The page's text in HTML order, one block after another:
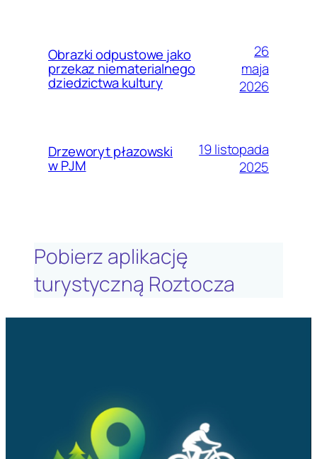
Obrazki odpustowe jako
przekaz niematerialnego
dziedzictwa kultury
26
maja
2026
Drzeworyt płazowski
w PJM
19 listopada
2025
Pobierz aplikację
turystyczną Roztocza